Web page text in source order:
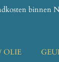
binnen
OLIE